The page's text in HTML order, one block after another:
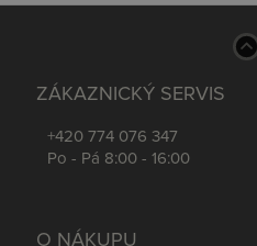
ZÁKAZNICKÝ SERVIS
+420 774 076 347
Po - Pá 8:00 - 16:00
O NÁKUPU